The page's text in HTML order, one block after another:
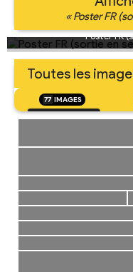
« Poster FR
Poster FR
Toutes les
77 IMAGES